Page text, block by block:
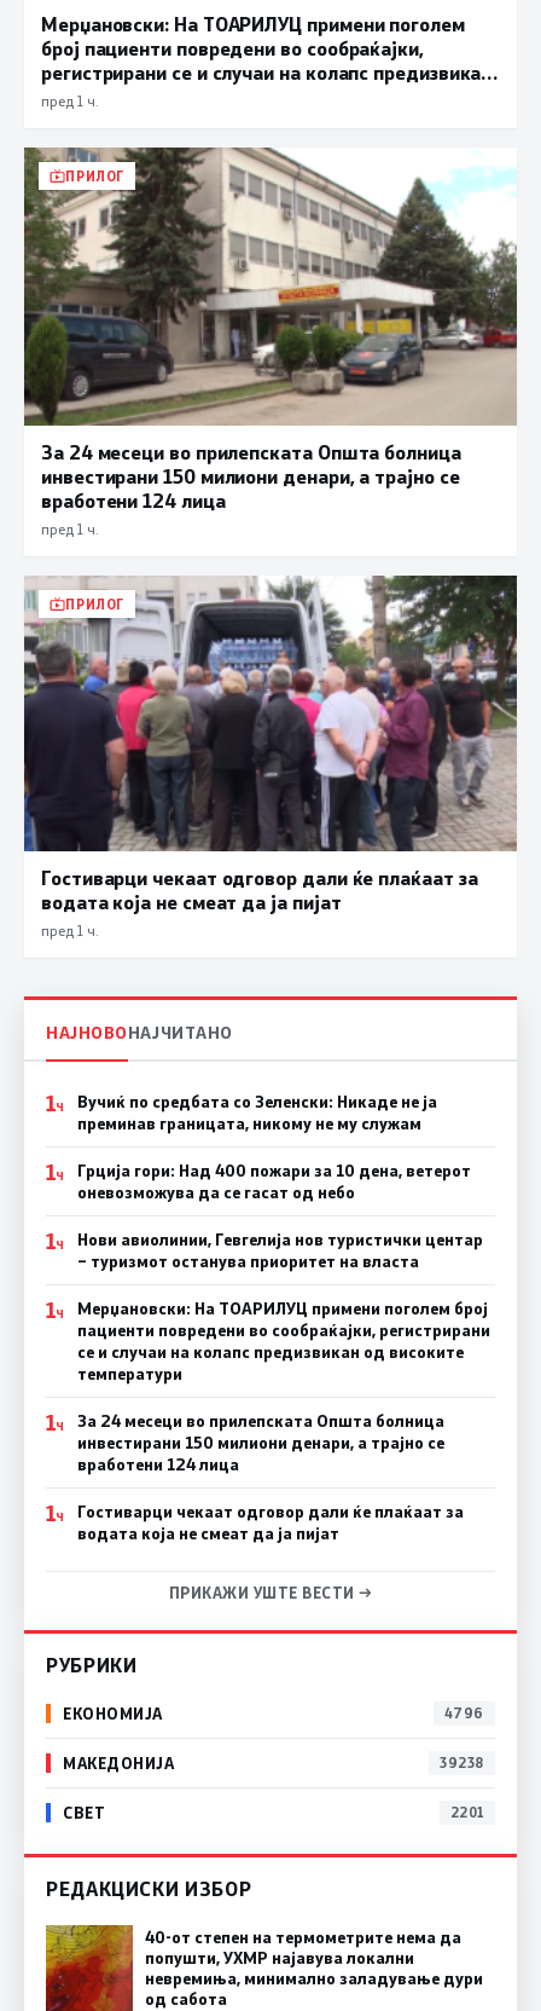
Мерџановски: На ТОАРИЛУЦ примени поголем
број пациенти повредени во сообраќајки,
регистрирани се и случаи на колапс предизвикан
од високите температури
пред 1 ч.
ПРИЛОГ
За 24 месеци во прилепската Општа болница
инвестирани 150 милиони денари, а трајно се
вработени 124 лица
пред 1 ч.
ПРИЛОГ
Гостиварци чекаат одговор дали ќе плаќаат за
водата која не смеат да ја пијат
пред 1 ч.
НАЈНОВОНАЈЧИТАНО
1Ч
Вучиќ по средбата со Зеленски: Никаде не ја
преминав границата, никому не му служам
1Ч
Грција гори: Над 400 пожари за 10 дена, ветерот
оневозможува да се гасат од небо
1Ч
Нови авиолинии, Гевгелија нов туристички центар
– туризмот останува приоритет на власта
1Ч
Мерџановски: На ТОАРИЛУЦ примени поголем број
пациенти повредени во сообраќајки, регистрирани
се и случаи на колапс предизвикан од високите
температури
1Ч
За 24 месеци во прилепската Општа болница
инвестирани 150 милиони денари, а трајно се
вработени 124 лица
1Ч
Гостиварци чекаат одговор дали ќе плаќаат за
водата која не смеат да ја пијат
ПРИКАЖИ УШТЕ ВЕСТИ →
РУБРИКИ
ЕКОНОМИЈА 4796
МАКЕДОНИЈА 39238
СВЕТ 2201
РЕДАКЦИСКИ ИЗБОР
40-от степен на термометрите нема да
попушти, УХМР најавува локални
невремиња, минимално заладување дури
од сабота